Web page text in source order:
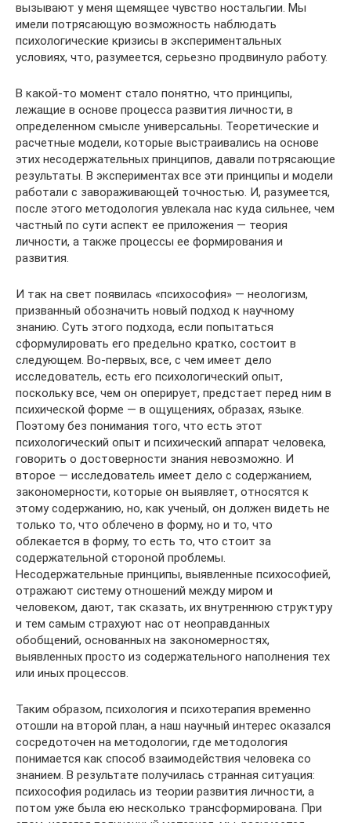
вызывают у меня щемящее чувство ностальгии. Мы
имели потрясающую возможность наблюдать
психологические кризисы в экспериментальных
условиях, что, разумеется, серьезно продвинуло работу.
В какой-то момент стало понятно, что принципы,
лежащие в основе процесса развития личности, в
определенном смысле универсальны. Теоретические и
расчетные модели, которые выстраивались на основе
этих несодержательных принципов, давали потрясающие
результаты. В экспериментах все эти принципы и модели
работали с завораживающей точностью. И, разумеется,
после этого методология увлекала нас куда сильнее, чем
частный по сути аспект ее приложения — теория
личности, а также процессы ее формирования и
развития.
И так на свет появилась «психософия» — неологизм,
призванный обозначить новый подход к научному
знанию. Суть этого подхода, если попытаться
сформулировать его предельно кратко, состоит в
следующем. Во-первых, все, с чем имеет дело
исследователь, есть его психологический опыт,
поскольку все, чем он оперирует, предстает перед ним в
психической форме — в ощущениях, образах, языке.
Поэтому без понимания того, что есть этот
психологический опыт и психический аппарат человека,
говорить о достоверности знания невозможно. И
второе — исследователь имеет дело с содержанием,
закономерности, которые он выявляет, относятся к
этому содержанию, но, как ученый, он должен видеть не
только то, что облечено в форму, но и то, что
облекается в форму, то есть то, что стоит за
содержательной стороной проблемы.
Несодержательные принципы, выявленные психософией,
отражают систему отношений между миром и
человеком, дают, так сказать, их внутреннюю структуру
и тем самым страхуют нас от неоправданных
обобщений, основанных на закономерностях,
выявленных просто из содержательного наполнения тех
или иных процессов.
Таким образом, психология и психотерапия временно
отошли на второй план, а наш научный интерес оказался
сосредоточен на методологии, где методология
понимается как способ взаимодействия человека со
знанием. В результате получилась странная ситуация:
психософия родилась из теории развития личности, а
потом уже была ею несколько трансформирована. При